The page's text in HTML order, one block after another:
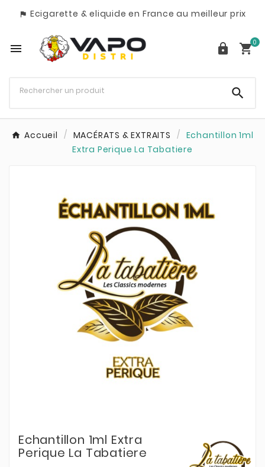
 Ecigarette & eliquide en France au meilleur prix
  0

Accueil MACÉRATS & EXTRAITS
Echantillon 1ml
Extra Perique La Tabatiere
Echantillon 1ml Extra
Perique La Tabatiere